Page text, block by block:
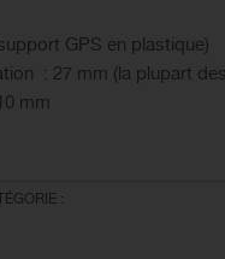
GPS en plastique)
: 27 mm (la plupart
mm
: